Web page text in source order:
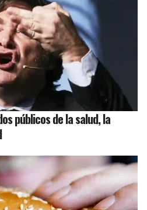
públicos de la salud, la